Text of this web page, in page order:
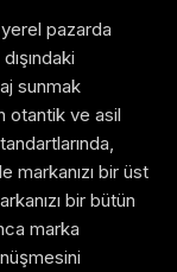
pazarda
sunmak
otantik ve asil
markanızı bir üst
bir bütün
marka